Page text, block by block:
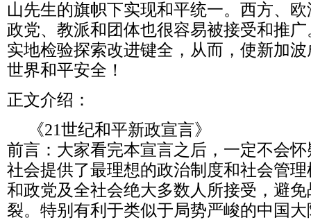
山先生的旗帜下实现和平统一。西方、
政党、教派和团体也很容易被接受和推
实地检验探索改进键全，从而，使新加
世界和平安全！
正文介绍：
《21世纪和平新政宣言》
前言：大家看完本宣言之后，一定不会
社会提供了最理想的政治制度和社会管
和政党及全社会绝大多数人所接受，避
裂。特别有利于类似于局势严峻的中国